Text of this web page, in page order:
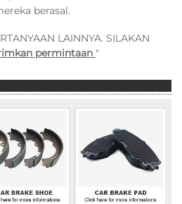
berasal.
LAINNYA. SILAKAN
permintaan "